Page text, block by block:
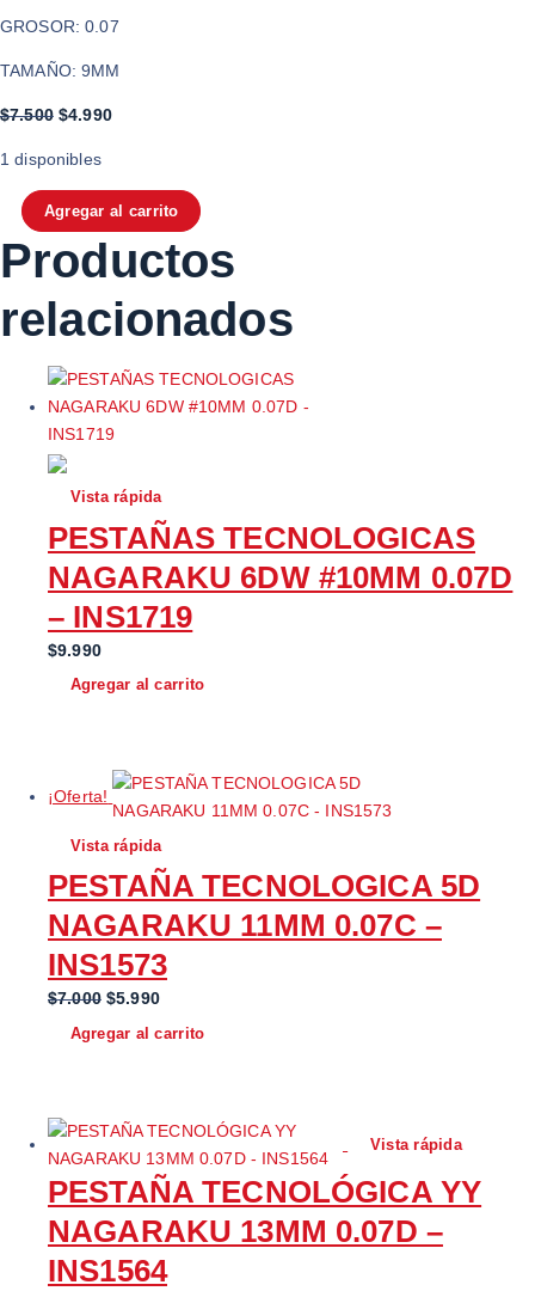
GROSOR: 0.07
TAMAÑO: 9MM
$7.500 E
p
r
e
c
i
o
o
i
g
i
n
l
e
r
:
0
$4.990E
r
c
i
o
a
t
u
a
e
s
:
$
4
.
9
1 disponibles
PESTAÑA TECNOLOGICA 4D NAGARAKU 9MM 0.07C - INS1581
Agregar al carrito
Productos
relacionados
Vista rápida
PESTAÑAS TECNOLOGICAS
NAGARAKU 6DW #10MM 0.07D
– INS1719
$9.990
Agregar al carrito
¡Oferta!
Vista rápida
PESTAÑA TECNOLOGICA 5D
NAGARAKU 11MM 0.07C –
INS1573
$7.000 E
c
i
o
o
r
$5.990E
c
i
o
a
c
t
Agregar al carrito
Vista rápida
PESTAÑA TECNOLÓGICA YY
NAGARAKU 13MM 0.07D –
INS1564